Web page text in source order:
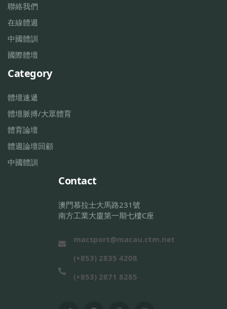
聯絡我們
在線體週
中國體訓
國際體壇
Category
體壇速遞
體壇脈搏/大眾體育
體育論壇
體週論壇回顧
中國體訓
Contact
澳門慕拉士大馬路231號
南方工業大廈第一期七樓C座
macsport@macau.ctm.net
(+853) 2835 4208
(+853) 2871 8285